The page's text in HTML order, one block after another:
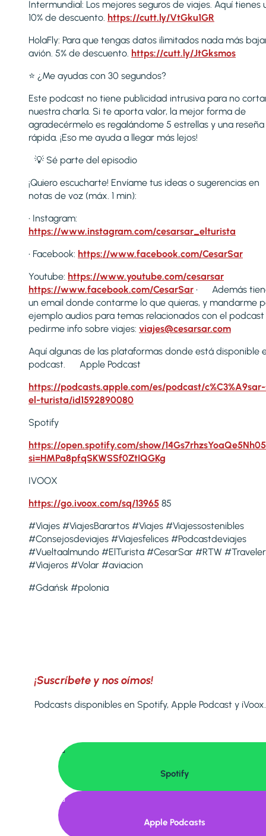
Intermundial: Los mejores seguros de viajes. Aquí tienes
10% de descuento. https://cutt.ly/VtGku1GR
HolaFly: Para que tengas datos ilimitados nada más
avión. 5% de descuento. https://cutt.ly/JtGksmos
⭐ ¿Me ayudas con 30 segundos?
Este podcast no tiene publicidad intrusiva para no
nuestra charla. Si te aporta valor, la mejor forma de
agradecérmelo es regalándome 5 estrellas y una reseña
rápida. ¡Eso me ayuda a llegar más lejos!
💡 Sé parte del episodio
¡Quiero escucharte! Envíame tus ideas o sugerencias en
notas de voz (máx. 1 min):
• Instagram:
https://www.instagram.com/cesarsar_elturista
• Facebook: https://www.facebook.com/CesarSar
Youtube: https://www.youtube.com/cesarsar
https://www.facebook.com/CesarSar • Además
un email donde contarme lo que quieras, y mandarme
ejemplo audios para temas relacionados con el podcast
pedirme info sobre viajes: viajes@cesarsar.com
Aquí algunas de las plataformas donde está disponible
podcast. Apple Podcast
https://podcasts.apple.com/es/podcast/
el-turista/id1592890080
Spotify
https://open.spotify.com/show/
si=HMPa8pfqSKWSSf0ZtIQGKg
IVOOX
https://go.ivoox.com/sq/13965 85
#Viajes #ViajesBarartos #Viajes #Viajessostenibles
#Consejosdeviajes #Viajesfelices #Podcastdeviajes
#Vueltaalmundo #ElTurista #CesarSar #RTW #Traveler
#Viajeros #Volar #aviacion
#Gdańsk #polonia
¡Suscríbete y nos oímos!
Podcasts disponibles en Spotify, Apple Podcast y iVoox.

Spotify

Apple Podcasts